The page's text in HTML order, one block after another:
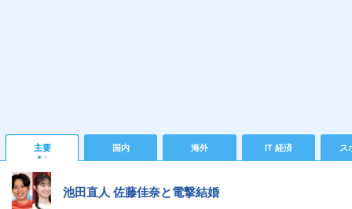
主要 国内 海外 IT 経済 ス
池田直人 佐藤佳奈と電撃結婚